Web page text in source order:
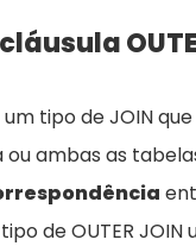
um tipo de JOIN
ou ambas as
de OUTER JOIN